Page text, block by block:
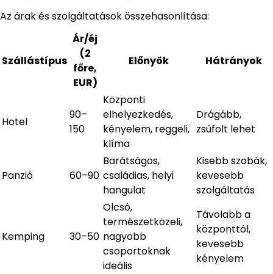
Az árak és szolgáltatások összehasonlítása:
Szállástípus
Ár/éj
(2
főre,
EUR)
Előnyök Hátrányok
Hotel
90–
150
Központi
elhelyezkedés,
kényelem, reggeli,
klíma
Drágább,
zsúfolt lehet
Panzió 60–90
Barátságos,
családias, helyi
hangulat
Kisebb szobák,
kevesebb
szolgáltatás
Kemping 30–50
Olcsó,
természetközeli,
nagyobb
csoportoknak
ideális
Távolabb a
központtól,
kevesebb
kényelem